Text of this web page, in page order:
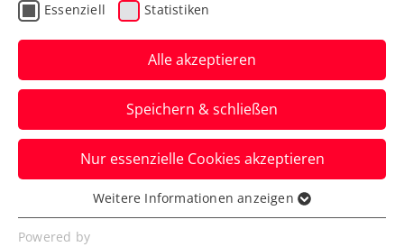
Wimbledon:
Ofner/Weissborn müssen
trotz Führung aufgeben
Das ÖTV-Doppel scheidet damit beim
Grand-Slam-Turnier in London in der
zweiten Runde aus.
Verfasst von: Manuel Wachta, 07.07.2024
Essenziell Statistiken
Alle akzeptieren
Speichern & schließen
Nur essenzielle Cookies akzeptieren
Essenziell
Essenzielle Cookies werden für grundlegende
Weitere Informationen anzeigen
Powered by